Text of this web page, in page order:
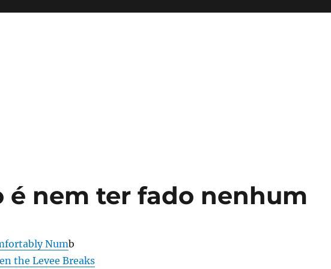
é nem ter fado nenhum
Numb
the Levee Breaks